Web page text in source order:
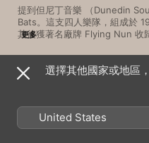
提到但尼丁音樂 （Dunedin
Bats。這支四人樂隊，組成於
其後獲著名廠牌 Flying Nun 收
澳紐、歐洲等地巡迴，慢慢摸
獨立流行的創作風格。曲風多
以俐落的音樂結構，用順暢的結
了家庭或單飛等原因，令樂隊
重組後，人腳沒變，曲風未改
Guilty Office》、《Free All
更多
歌曲
Made up in Blue
選擇其他國家或地區
United States